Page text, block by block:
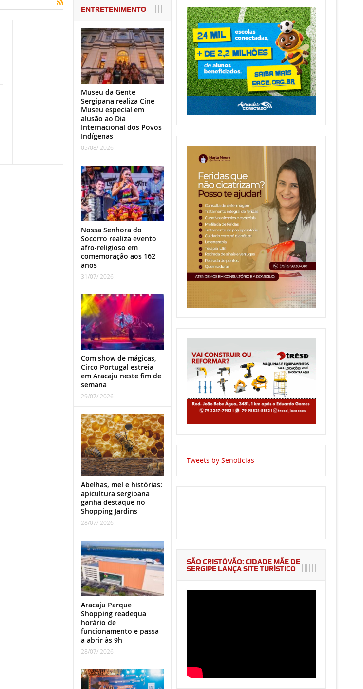
ENTRETENIMENTO
Museu da Gente
Sergipana realiza Cine
Museu especial em
alusão ao Dia
Internacional dos Povos
Indígenas
05/08/ 2026
Nossa Senhora do
Socorro realiza evento
afro-religioso em
comemoração aos 162
anos
31/07/ 2026
Com show de mágicas,
Circo Portugal estreia
em Aracaju neste fim de
semana
29/07/ 2026
Abelhas, mel e histórias:
apicultura sergipana
ganha destaque no
Shopping Jardins
28/07/ 2026
Aracaju Parque
Shopping readequa
horário de
funcionamento e passa
a abrir às 9h
28/07/ 2026
Tweets by Senoticias
SÃO CRISTÓVÃO: CIDADE MÃE DE
SERGIPE LANÇA SITE TURÍSTICO